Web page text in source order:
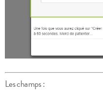
Les champs :